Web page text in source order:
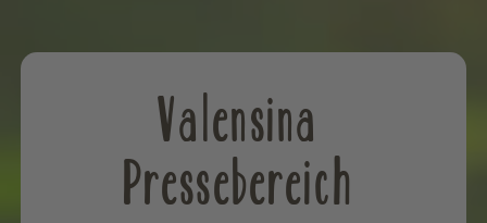
Valensina
Pressebereich